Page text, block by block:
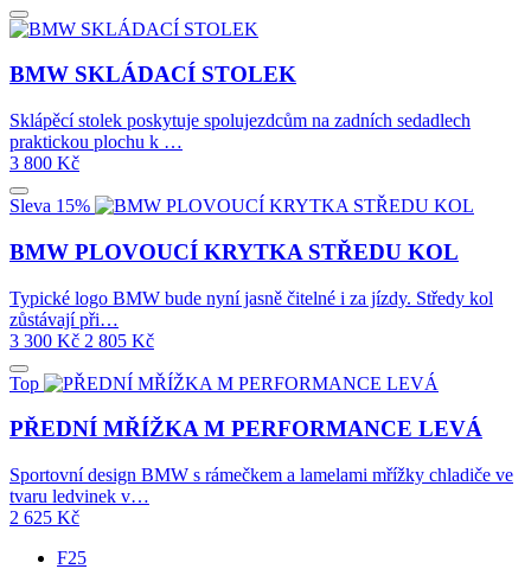
BMW SKLÁDACÍ STOLEK
Sklápěcí stolek poskytuje spolujezdcům na zadních sedadlech
praktickou plochu k …
3 800 Kč
Sleva 15%
BMW PLOVOUCÍ KRYTKA STŘEDU KOL
Typické logo BMW bude nyní jasně čitelné i za jízdy. Středy kol
zůstávají při…
3 300 Kč 2 805 Kč
Top
PŘEDNÍ MŘÍŽKA M PERFORMANCE LEVÁ
Sportovní design BMW s rámečkem a lamelami mřížky chladiče ve
tvaru ledvinek v…
2 625 Kč
F25